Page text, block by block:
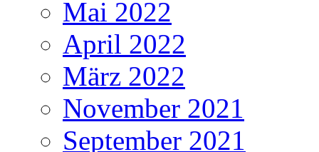
Mai 2022
April 2022
März 2022
November 2021
September 2021